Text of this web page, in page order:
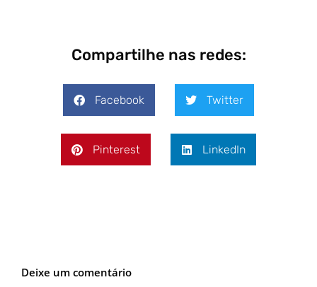
Compartilhe nas redes:
Facebook Twitter
Pinterest LinkedIn
Deixe um comentário